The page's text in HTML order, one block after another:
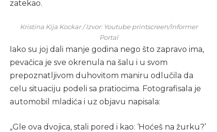
zatekao.
Kristina Kija Kockar / Izvor: Youtube printscreen/Informer
Portal
Iako su joj dali manje godina nego što zapravo ima,
pevačica je sve okrenula na šalu i u svom
prepoznatljivom duhovitom maniru odlučila da
celu situaciju podeli sa pratiocima. Fotografisala je
automobil mladića i uz objavu napisala:
„Gle ova dvojica, stali pored i kao: ‘Hoćeš na žurku?’